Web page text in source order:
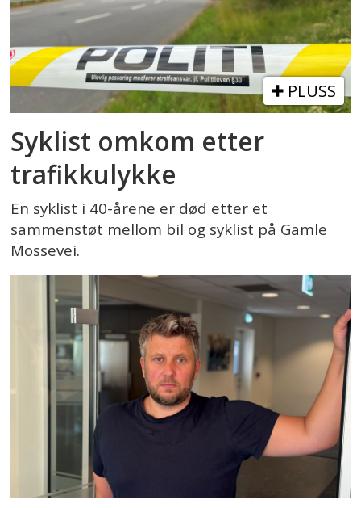
PLUSS
Syklist omkom etter
trafikkulykke
En syklist i 40-årene er død etter et
sammenstøt mellom bil og syklist på Gamle
Mossevei.